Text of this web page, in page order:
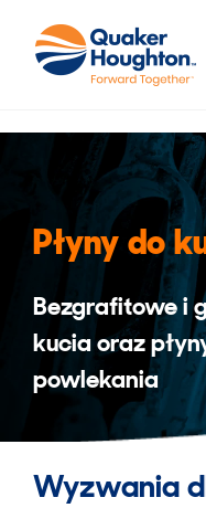
content
Płyny do
Bezgrafitowe i
kucia oraz
powlekania
Wyzwania